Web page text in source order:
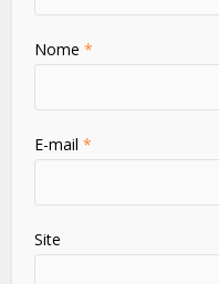
Nome*
E-mail*
Site